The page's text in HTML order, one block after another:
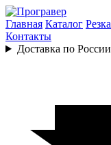
Главная Каталог Резка
Контакты
Доставка по России